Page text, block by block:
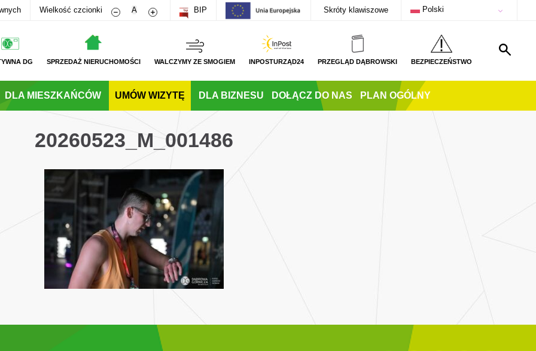
Wielkość czcionki Zmniejsz rozmiar czcionki
A Zwiększ rozmiar czcionki
BIP Skróty klawiszowe Polski
DG SPRZEDAŻ NIERUCHOMOŚCI WALCZYMY ZE SMOGIEM INPOSTURZĄD24 PRZEGLĄD DĄBROWSKI BEZPIECZEŃSTWO
DLA MIESZKAŃCÓW UMÓW WIZYTĘ DLA BIZNESU DOŁĄCZ DO NAS PLAN OGÓLNY
20260523_M_001486